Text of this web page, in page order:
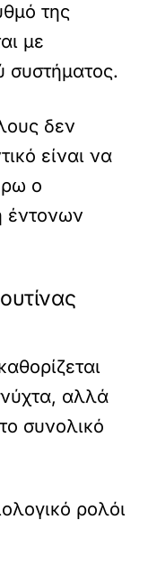
της
με
συστήματος.
δεν
είναι να
ο
έντονων
αλλά
συνολικό
ρολόι